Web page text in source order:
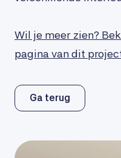
Wil je meer zien?
pagina van dit
Ga terug